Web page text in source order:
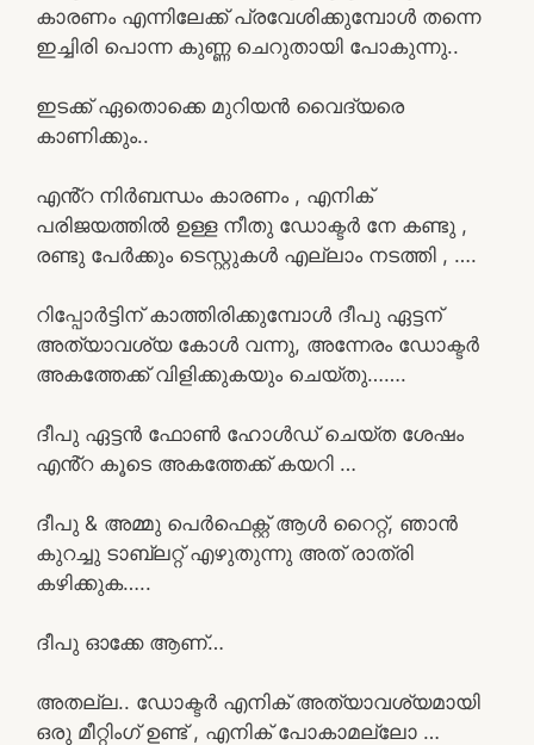
കാരണം എന്നിലേക്ക് പ്രവേശിക്കുമ്പോൾ തന്നെ
ഇച്ചിരി പൊന്ന കുണ്ണ ചെറുതായി പോകുന്നു..
ഇടക്ക് ഏതൊക്കെ മുറിയൻ വൈദ്യരെ
കാണിക്കും..
എൻ്റ നിർബന്ധം കാരണം , എനിക്
പരിജയത്തിൽ ഉള്ള നീതു ഡോക്ടർ നേ കണ്ടു ,
രണ്ടു പേർക്കും ടെസ്റ്റുകൾ എല്ലാം നടത്തി , ….
റിപ്പോർട്ടിന് കാത്തിരിക്കുമ്പോൾ ദീപു ഏട്ടന്
അത്യാവശ്യ കോൾ വന്നു, അന്നേരം ഡോക്ടർ
അകത്തേക്ക് വിളിക്കുകയും ചെയ്തു…….
ദീപു ഏട്ടൻ ഫോൺ ഹോൾഡ് ചെയ്ത ശേഷം
എൻ്റ കൂടെ അകത്തേക്ക് കയറി …
ദീപു & അമ്മു പെർഫെക്റ്റ് ആൾ റൈറ്റ്, ഞാൻ
കുറച്ചു ടാബ്‌ലറ്റ് എഴുതുന്നു അത് രാത്രി
കഴിക്കുക…..
ദീപു ഓക്കേ ആണ്…
അതല്ല.. ഡോക്ടർ എനിക് അത്യാവശ്യമായി
ഒരു മീറ്റിംഗ് ഉണ്ട് , എനിക് പോകാമല്ലോ …